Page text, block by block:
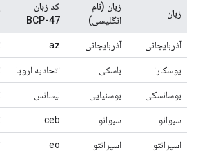
زبان
زبان (نام
انگلیسی)
کد زبان
BCP-47
آذربایجانی آذربایجانی az
یوسکارا باسکی اتحادیه اروپا
بوسانسکی بوسنیایی لیسانس
سبوانو سبوانو ceb
اسپرانتو اسپرانتو eo